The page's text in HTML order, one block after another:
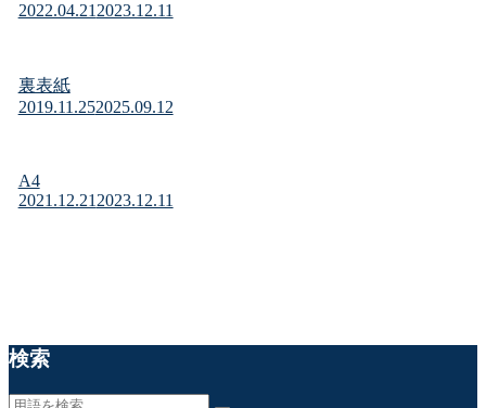
2022.04.21 2023.12.11
裏表紙
2019.11.252025.09.12
A4
2021.12.21 2023.12.11
検索